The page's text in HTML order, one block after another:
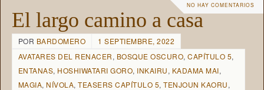
NO HAY COMENTARIOS
El largo camino a casa
POR BARDOMERO
1 SEPTIEMBRE, 2022
AVATARES DEL RENACER, BOSQUE OSCURO,CAPÍTULO 5,
ENTANAS, HOSHIWATARI GORO, INKAIRU, KADAMA MAI,
MAGIA, NÍVOLA,TEASERS CAPÍTULO 5,TENJOUN KAORU,